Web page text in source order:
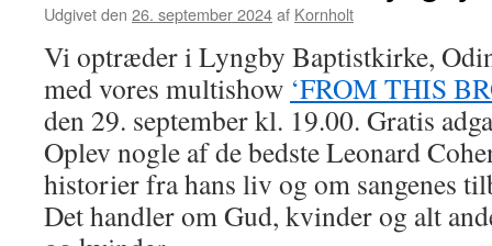
Udgivet den 26. september 2024af Kornholt
Vi optræder i Lyngby Baptistkirke,
med vores multishow ‘FROM THIS
den 29. september kl. 19.00. Gratis
Oplev nogle af de bedste Leonard
historier fra hans liv og om sangenes
Det handler om Gud, kvinder og alt